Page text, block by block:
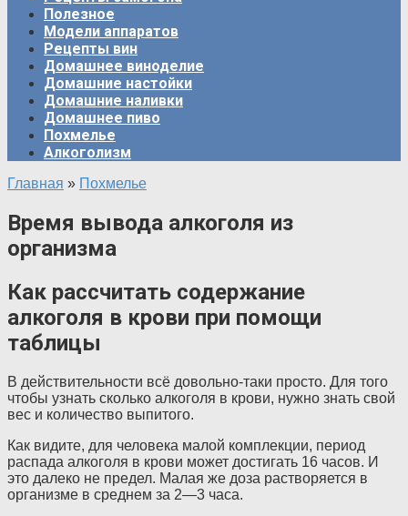
Полезное
Модели аппаратов
Рецепты вин
Домашнее виноделие
Домашние настойки
Домашние наливки
Домашнее пиво
Похмелье
Алкоголизм
Главная » Похмелье
Время вывода алкоголя из
организма
Как рассчитать содержание
алкоголя в крови при помощи
таблицы
В действительности всё довольно-таки просто. Для того
чтобы узнать сколько алкоголя в крови, нужно знать свой
вес и количество выпитого.
Как видите, для человека малой комплекции, период
распада алкоголя в крови может достигать 16 часов. И
это далеко не предел. Малая же доза растворяется в
организме в среднем за 2—3 часа.